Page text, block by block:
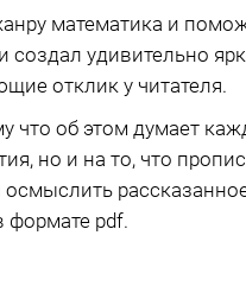
математика и
создал удивительно
отклик у читателя.
что об этом думает
но и на то, что
формате pdf.